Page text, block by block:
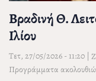
Βραδινή Θ.
Ιλίου
Τετ, 27/05/2026 - 11:20 |
Προγράμματα